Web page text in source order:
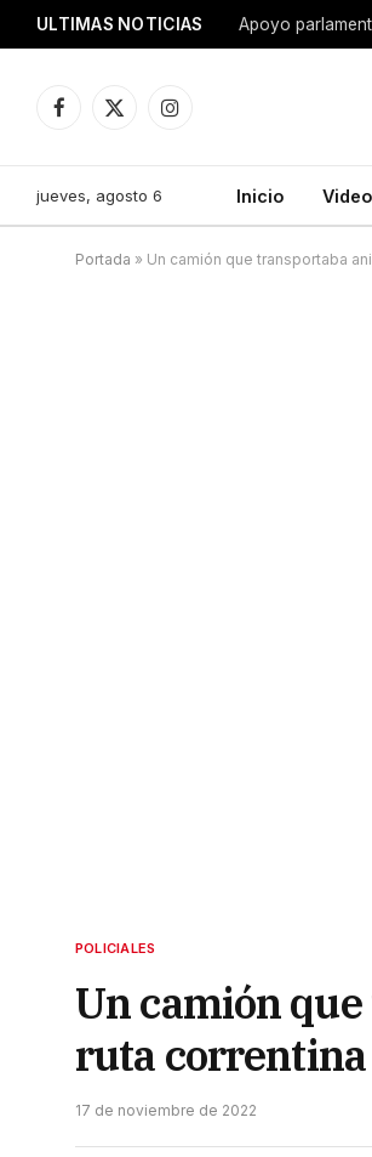
ULTIMAS NOTICIAS Apoyo
Facebook
X
Instagram
jueves, agosto 6 Inicio
Portada » Un camión que transportaba
POLICIALES
Un camión
ruta correntina
17 de noviembre de 2022